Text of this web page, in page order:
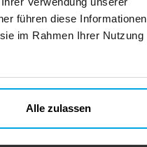
führen diese Informationen
im Rahmen Ihrer Nutzung
Alle zulassen